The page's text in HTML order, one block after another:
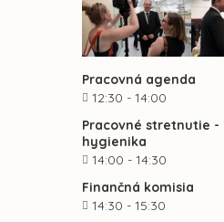
Pracovná agenda
12:30 - 14:00
Pracovné stretnutie
hygienika
14:00 - 14:30
Finančná komisia
14:30 - 15:30